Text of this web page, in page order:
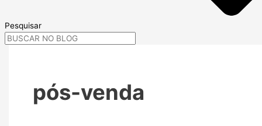
Pesquisar
pós-venda